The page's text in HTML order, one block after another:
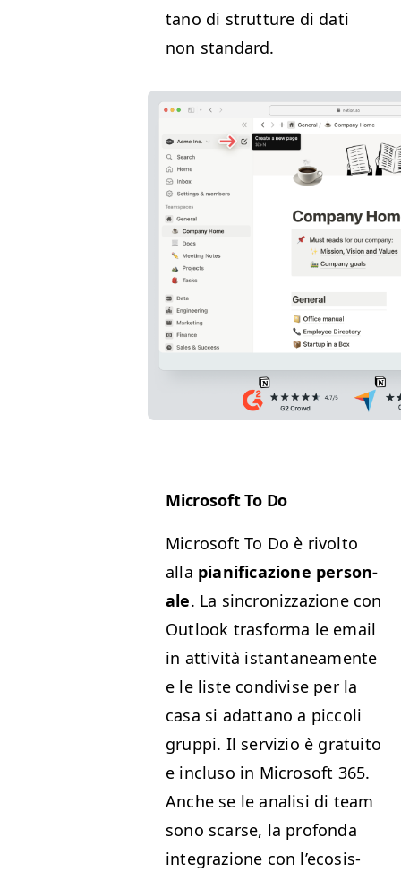
tano di strut­ture di dati
non standard.
Microsoft To Do
Microsoft To Do è riv­olto
alla piani­fi­cazione per­son­
ale. La sin­croniz­zazione con
Out­look trasfor­ma le email
in attiv­ità istan­ta­nea­mente
e le liste con­di­vise per la
casa si adat­tano a pic­coli
grup­pi. Il servizio è gra­tu­ito
e inclu­so in Microsoft 365.
Anche se le anal­isi di team
sono scarse, la pro­fon­da
inte­grazione con l’e­co­sis­